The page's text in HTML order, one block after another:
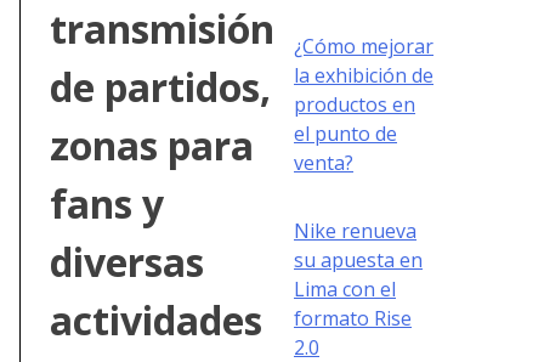
transmisión
de partidos,
zonas para
fans y
diversas
actividades
¿Cómo mejorar
la exhibición de
productos en
el punto de
venta?
Nike renueva
su apuesta en
Lima con el
formato Rise
2.0